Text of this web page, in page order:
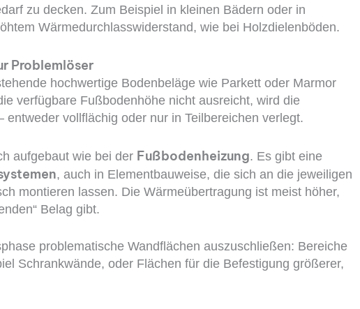
zu decken. Zum Beispiel in kleinen Bädern oder in
Wärmedurchlasswiderstand, wie bei Holzdielenböden.
Problemlöser
hochwertige Bodenbeläge wie Parkett oder Marmor
verfügbare Fußbodenhöhe nicht ausreicht, wird die
entweder vollflächig oder nur in Teilbereichen verlegt.
aufgebaut wie bei der Fußboden­heizung. Es gibt eine
, auch in Elementbau­weise, die sich an die je­weiligen
montieren lassen. Die Wärmeübertragung ist meist höher,
Belag gibt.
problematische Wandflächen auszuschließen: Bereiche
Schrankwände, oder Flächen für die Befestigung größerer,